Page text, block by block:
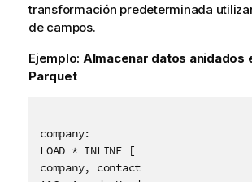
a
transformación predeterminada
de campos.
Ejemplo: Almacenar datos anidados
Parquet
company:
LOAD * INLINE [
company, contact